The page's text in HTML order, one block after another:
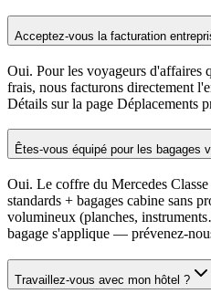
Acceptez-vous la facturation
Oui. Pour les voyageurs d'affaires
frais, nous facturons directement
Détails sur la page Déplacements
Êtes-vous équipé pour les bagages
Oui. Le coffre du Mercedes
standards + bagages cabine sans
volumineux (planches,
bagage s'applique — prévenez-
Travaillez-vous avec mon hôtel ?